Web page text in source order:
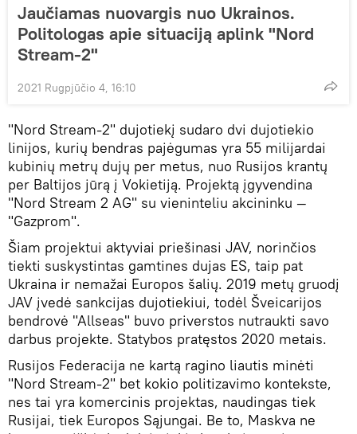
Jaučiamas nuovargis nuo Ukrainos.
Politologas apie situaciją aplink "Nord
Stream-2"
2021 Rugpjūčio 4, 16:10
"Nord Stream-2" dujotiekį sudaro dvi dujotiekio
linijos, kurių bendras pajėgumas yra 55 milijardai
kubinių metrų dujų per metus, nuo Rusijos krantų
per Baltijos jūrą į Vokietiją. Projektą įgyvendina
"Nord Stream 2 AG" su vieninteliu akcininku —
"Gazprom".
Šiam projektui aktyviai priešinasi JAV, norinčios
tiekti suskystintas gamtines dujas ES, taip pat
Ukraina ir nemažai Europos šalių. 2019 metų gruodį
JAV įvedė sankcijas dujotiekiui, todėl Šveicarijos
bendrovė "Allseas" buvo priverstos nutraukti savo
darbus projekte. Statybos pratęstos 2020 metais.
Rusijos Federacija ne kartą ragino liautis minėti
"Nord Stream-2" bet kokio politizavimo kontekste,
nes tai yra komercinis projektas, naudingas tiek
Rusijai, tiek Europos Sąjungai. Be to, Maskva ne